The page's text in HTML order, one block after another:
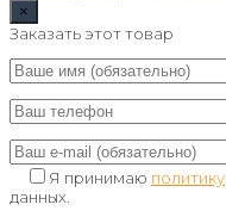
×
Заказать этот товар
Я принимаю политику
данных.